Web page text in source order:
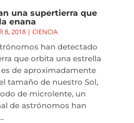
una supertierra que
enana
8, 2018| CIENCIA
han detectado
que orbita una estrella
de aproximadamente
tamaño de nuestro Sol,
de microlente, un
de astrónomos han